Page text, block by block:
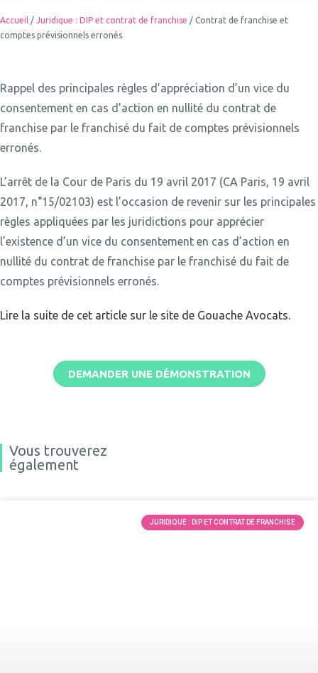
Accueil / Juridique : DIP et contrat de franchise / Contrat de franchise et
comptes prévisionnels erronés
Rappel des principales règles d’appréciation d’un vice du
consentement en cas d’action en nullité du contrat de
franchise par le franchisé du fait de comptes prévisionnels
erronés.
L’arrêt de la Cour de Paris du 19 avril 2017 (CA Paris, 19 avril
2017, n°15/02103) est l’occasion de revenir sur les principales
règles appliquées par les juridictions pour apprécier
l’existence d’un vice du consentement en cas d’action en
nullité du contrat de franchise par le franchisé du fait de
comptes prévisionnels erronés.
Lire la suite de cet article sur le site de Gouache Avocats.
DEMANDER UNE DÉMONSTRATION
Vous trouverez
également
JURIDIQUE : DIP ET CONTRAT DE FRANCHISE